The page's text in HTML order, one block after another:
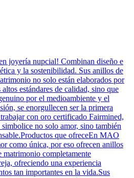
joyería nupcial! Combinan diseño e
y la sostenibilidad. Sus anillos de
no solo están elaborados por
estándares de calidad, sino que
por el medioambiente y el
se enorgullecen ser la primera
con oro certificado Fairmined,
no solo amor, sino también
que ofreceEn MAO
como única, por eso ofrecen anillos
matrimonio completamente
ofreciendo una experiencia
tan importantes en la vida.Sus